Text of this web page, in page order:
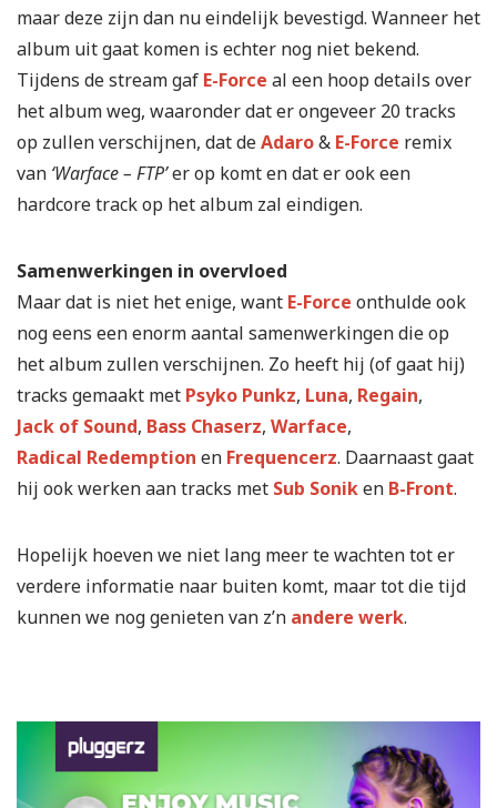
maar deze zijn dan nu eindelijk bevestigd. Wanneer het
album uit gaat komen is echter nog niet bekend.
Tijdens de stream gaf E-Force al een hoop details over
het album weg, waaronder dat er ongeveer 20 tracks
op zullen verschijnen, dat deAdaro& E-Force remix
van ‘Warface – FTP’er op komt en dat er ook een
hardcore track op het album zal eindigen.
Samenwerkingen in overvloed
Maar dat is niet het enige, want E-Force onthulde ook
nog eens een enorm aantal samenwerkingen die op
het album zullen verschijnen. Zo heeft hij (of gaat hij)
tracks gemaakt met Psyko Punkz, Luna, Regain,
Jack of Sound, Bass Chaserz, Warface,
Radical Redemption en Frequencerz. Daarnaast gaat
hij ook werken aan tracks met Sub Soniken B-Front.
Hopelijk hoeven we niet lang meer te wachten tot er
verdere informatie naar buiten komt, maar tot die tijd
kunnen we nog genieten van z’n andere werk.